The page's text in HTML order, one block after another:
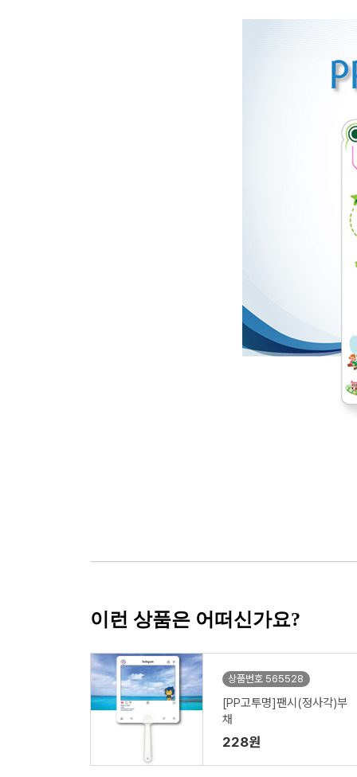
이런 상품은 어떠신가요?
상품번호 565528
[PP고투명]팬시(정사각)부
채
228원